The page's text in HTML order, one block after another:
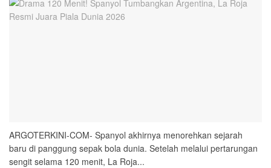
ARGOTERKINI-COM- Spanyol akhirnya menorehkan sejarah
baru di panggung sepak bola dunia. Setelah melalui pertarungan
sengit selama 120 menit, La Roja...